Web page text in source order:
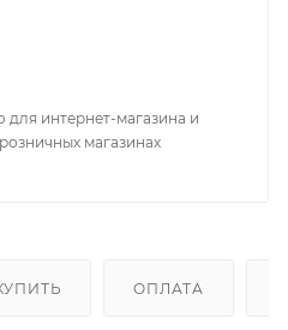
для интернет-магазина и
магазинах
ОПЛАТА
раз в 2
02-51